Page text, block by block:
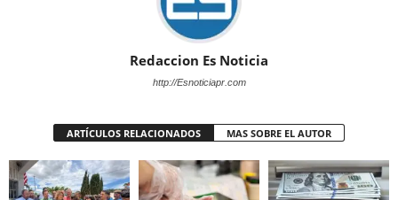
Redaccion Es Noticia
http://Esnoticiapr.com
ARTÍCULOS RELACIONADOS MAS SOBRE EL AUTOR